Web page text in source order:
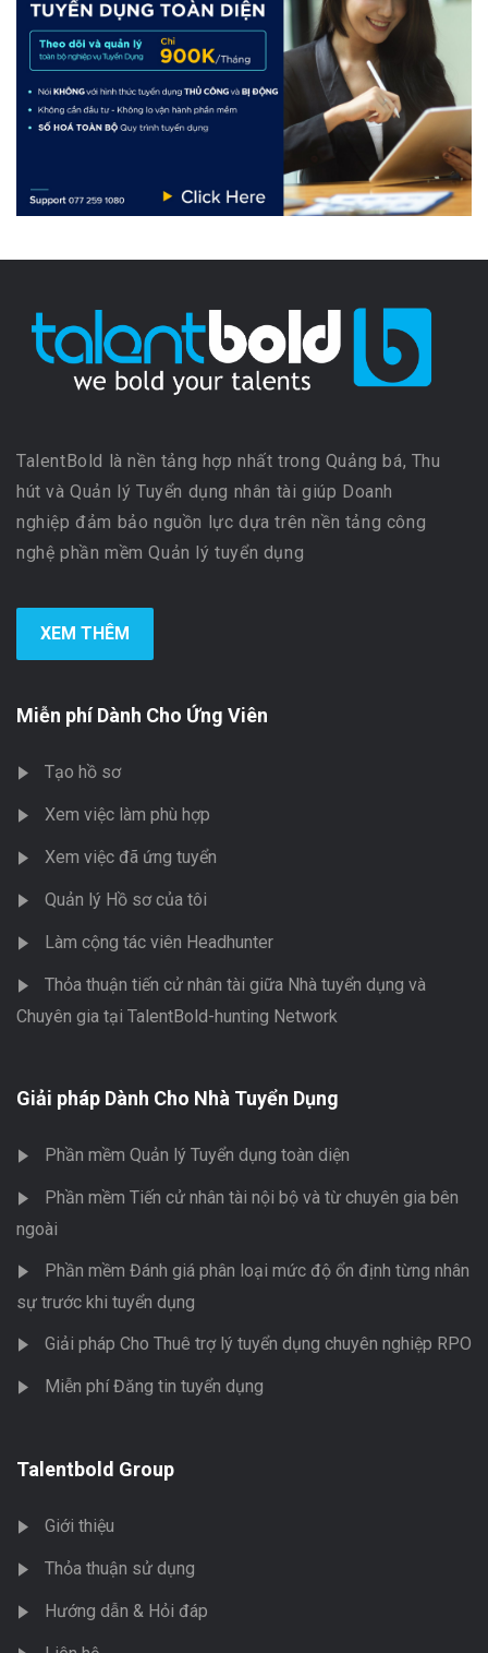
TalentBold là nền tảng hợp nhất trong Quảng bá, Thu
hút và Quản lý Tuyển dụng nhân tài giúp Doanh
nghiệp đảm bảo nguồn lực dựa trên nền tảng công
nghệ phần mềm Quản lý tuyển dụng
XEM THÊM
Miễn phí Dành Cho Ứng Viên
Tạo hồ sơ
Xem việc làm phù hợp
Xem việc đã ứng tuyển
Quản lý Hồ sơ của tôi
Làm cộng tác viên Headhunter
Thỏa thuận tiến cử nhân tài giữa Nhà tuyển dụng và
Chuyên gia tại TalentBold-hunting Network
Giải pháp Dành Cho Nhà Tuyển Dụng
Phần mềm Quản lý Tuyển dụng toàn diện
Phần mềm Tiến cử nhân tài nội bộ và từ chuyên gia bên
ngoài
Phần mềm Đánh giá phân loại mức độ ổn định từng nhân
sự trước khi tuyển dụng
Giải pháp Cho Thuê trợ lý tuyển dụng chuyên nghiệp RPO
Miễn phí Đăng tin tuyển dụng
Talentbold Group
Giới thiệu
Thỏa thuận sử dụng
Hướng dẫn & Hỏi đáp